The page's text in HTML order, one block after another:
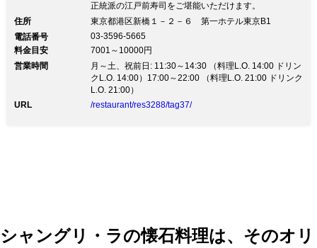
正統派の江戸前寿司をご堪能いただけます。
住所
東京都港区新橋１－２－６ 第一ホテル東京B1
電話番号
03-3596-5665
料金目安
7001～10000円
営業時間
月～土、祝前日: 11:30～14:30 （料理L.O. 14:00 ドリン
クL.O. 14:00）17:00～22:00 （料理L.O. 21:00 ドリンク
L.O. 21:00）
URL
/restaurant/res3288/tag37/
シャングリ・ラの懐石料理は、そのオリ